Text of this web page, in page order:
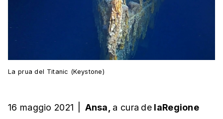
La prua del Titanic (Keystone)
16 maggio 2021 Ansa, a cura de laRegione